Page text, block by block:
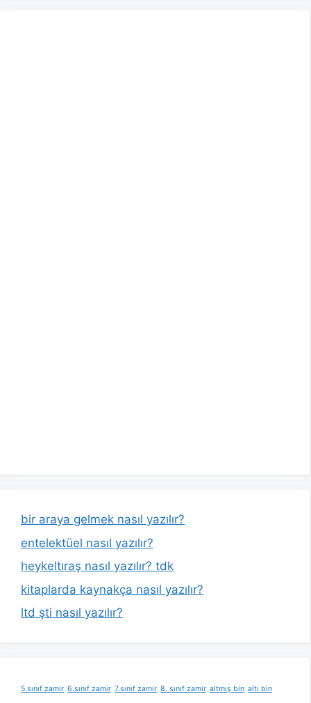
bir araya gelmek nasıl yazılır?
entelektüel nasıl yazılır?
heykeltıraş nasıl yazılır? tdk
kitaplarda kaynakça nasıl yazılır?
ltd şti nasıl yazılır?
5.sınıf zamir 6.sınıf zamir 7.sınıf zamir 8. sınıf zamir altmış bin altı bin